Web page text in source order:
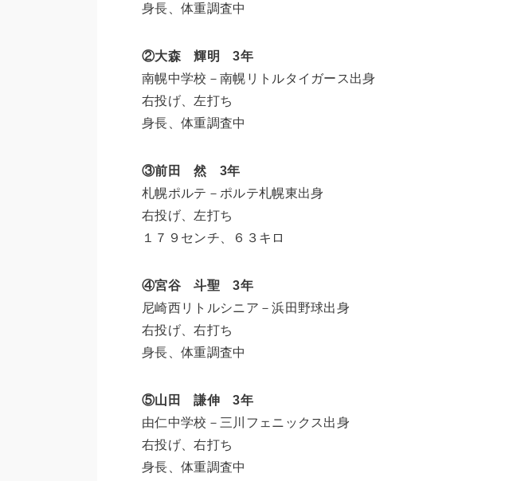
身長、体重調査中
②大森 輝明 3年
南幌中学校－南幌リトルタイガース出身
右投げ、左打ち
身長、体重調査中
③前田 然 3年
札幌ポルテ－ポルテ札幌東出身
右投げ、左打ち
１７９センチ、６３キロ
④宮谷 斗聖 3年
尼崎西リトルシニア－浜田野球出身
右投げ、右打ち
身長、体重調査中
⑤山田 謙伸 3年
由仁中学校－三川フェニックス出身
右投げ、右打ち
身長、体重調査中